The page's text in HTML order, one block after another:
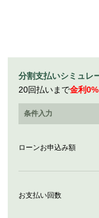
分割支払いシミュレ
20回払いまで金利0%
条件入力
ローンお申込み額
お支払い回数